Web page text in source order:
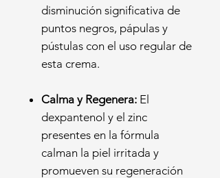
disminución significativa de
puntos negros, pápulas y
pústulas con el uso regular de
esta crema.
Calma y Regenera: El
dexpantenol y el zinc
presentes en la fórmula
calman la piel irritada y
promueven su regeneración